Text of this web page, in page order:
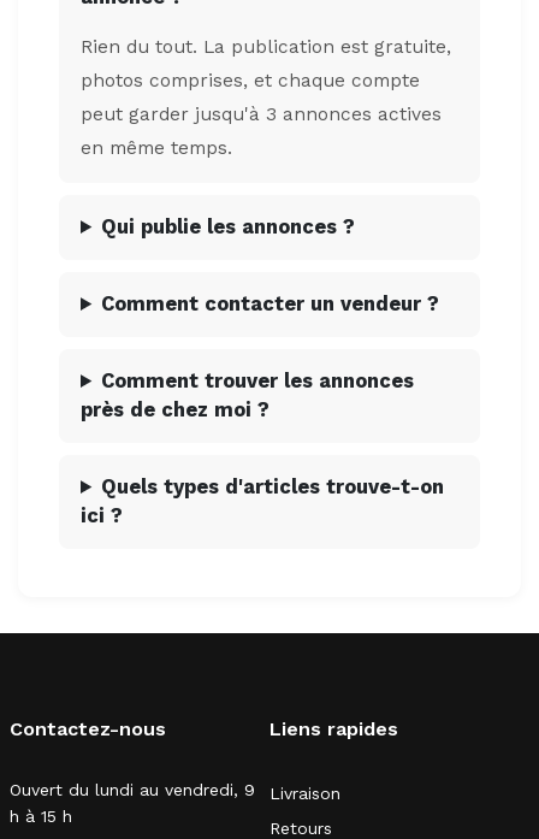
Rien du tout. La publication est gratuite,
photos comprises, et chaque compte
peut garder jusqu'à 3 annonces actives
en même temps.
Qui publie les annonces ?
Comment contacter un vendeur ?
Comment trouver les annonces
près de chez moi ?
Quels types d'articles trouve-t-on
ici ?
Contactez-nous
Ouvert du lundi au vendredi, 9
h à 15 h
Liens rapides
Livraison
Retours